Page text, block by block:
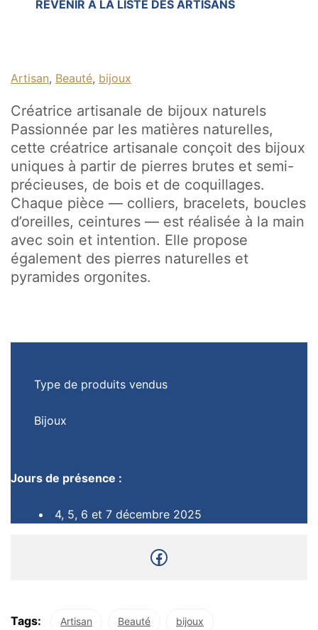
REVENIR À LA LISTE DES ARTISANS
Artisan, Beauté, bijoux
Créatrice artisanale de bijoux naturels
Passionnée par les matières naturelles,
cette créatrice artisanale conçoit des bijoux
uniques à partir de pierres brutes et semi-
précieuses, de bois et de coquillages.
Chaque pièce — colliers, bracelets, boucles
d’oreilles, ceintures — est réalisée à la main
avec soin et intention. Elle propose
également des pierres naturelles et
pyramides orgonites.
Type de produits vendus
Bijoux
Jours de présence :
4, 5, 6 et 7 décembre 2025
Tags: Artisan Beauté bijoux